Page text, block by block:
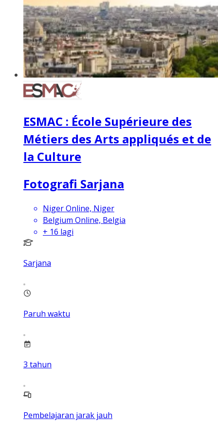
ESMAC : École Supérieure des
Métiers des Arts appliqués et de
la Culture
Fotografi Sarjana
Niger Online, Niger
Belgium Online, Belgia
+ 16 lagi
Sarjana
Paruh waktu
3 tahun
Pembelajaran jarak jauh